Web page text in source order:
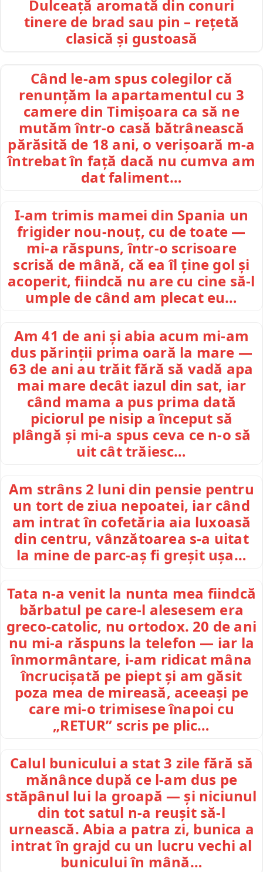
Dulceață aromată din conuri
tinere de brad sau pin – rețetă
clasică și gustoasă
Când le-am spus colegilor că
renunțăm la apartamentul cu 3
camere din Timișoara ca să ne
mutăm într-o casă bătrânească
părăsită de 18 ani, o verișoară m-a
întrebat în față dacă nu cumva am
dat faliment…
I-am trimis mamei din Spania un
frigider nou-nouț, cu de toate —
mi-a răspuns, într-o scrisoare
scrisă de mână, că ea îl ține gol și
acoperit, fiindcă nu are cu cine să-l
umple de când am plecat eu…
Am 41 de ani și abia acum mi-am
dus părinții prima oară la mare —
63 de ani au trăit fără să vadă apa
mai mare decât iazul din sat, iar
când mama a pus prima dată
piciorul pe nisip a început să
plângă și mi-a spus ceva ce n-o să
uit cât trăiesc…
Am strâns 2 luni din pensie pentru
un tort de ziua nepoatei, iar când
am intrat în cofetăria aia luxoasă
din centru, vânzătoarea s-a uitat
la mine de parc-aș fi greșit ușa…
Tata n-a venit la nunta mea fiindcă
bărbatul pe care-l alesesem era
greco-catolic, nu ortodox. 20 de ani
nu mi-a răspuns la telefon — iar la
înmormântare, i-am ridicat mâna
încrucișată pe piept și am găsit
poza mea de mireasă, aceeași pe
care mi-o trimisese înapoi cu
„RETUR” scris pe plic…
Calul bunicului a stat 3 zile fără să
mănânce după ce l-am dus pe
stăpânul lui la groapă — și niciunul
din tot satul n-a reușit să-l
urnească. Abia a patra zi, bunica a
intrat în grajd cu un lucru vechi al
bunicului în mână…